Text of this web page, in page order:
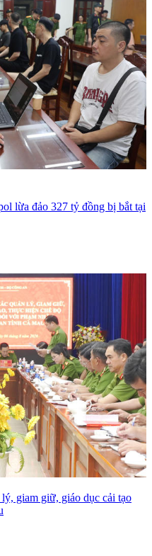
lừa đảo 327 tỷ đồng bị bắt tại
giam giữ, giáo dục cải tạo